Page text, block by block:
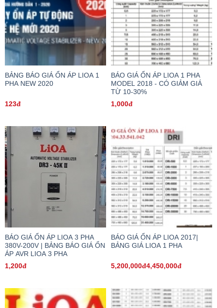
BẢNG BÁO GIÁ ỔN ÁP LIOA 1
PHA NEW 2020
123đ
BÁO GIÁ ỔN ÁP LIOA 1 PHA
MODEL 2018 - CÓ GIẢM GIÁ
TỪ 10-30%
1,000đ
BÁO GIÁ ỔN ÁP LIOA 3 PHA
380V-200V | BẢNG BÁO GIÁ ỔN
ÁP AVR LIOA 3 PHA
1,200đ
BÁO GIÁ ỔN ÁP LIOA 2017|
BẢNG GIÁ LIOA 1 PHA
5,200,000đ4,450,000đ